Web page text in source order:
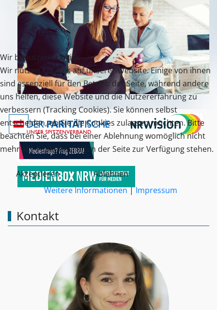
Kontakt
Wir benutzen Cookies
Wir nutzen Cookies auf unserer Website. Einige von ihnen
sind essenziell für den Betrieb der Seite, während andere
uns helfen, diese Website und die Nutzererfahrung zu
verbessern (Tracking Cookies). Sie können selbst
entscheiden, ob Sie die Cookies zulassen möchten. Bitte
beachten Sie, dass bei einer Ablehnung womöglich nicht
mehr alle Funktionalitäten der Seite zur Verfügung stehen.
Akzeptieren
Ablehnen
Weitere Informationen|Impressum